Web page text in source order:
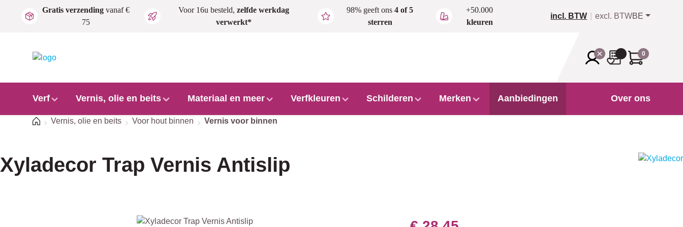
Ga naar de hoofdinhoud
Gratis verzendingvanaf €
75
Voor 16u besteld,zelfde werkdag
verwerkt*
98% geeft ons4 of 5
sterren
+50.000
kleuren
incl. BTW excl. BTWBE
0
Verf Vernis, olie en beits Materiaal en meer Verfkleuren Schilderen Merken Aanbiedingen Over ons
HomeVernis, olie en beits Voor hout binnen Vernis voor binnen
Xyladecor Trap Vernis Antislip